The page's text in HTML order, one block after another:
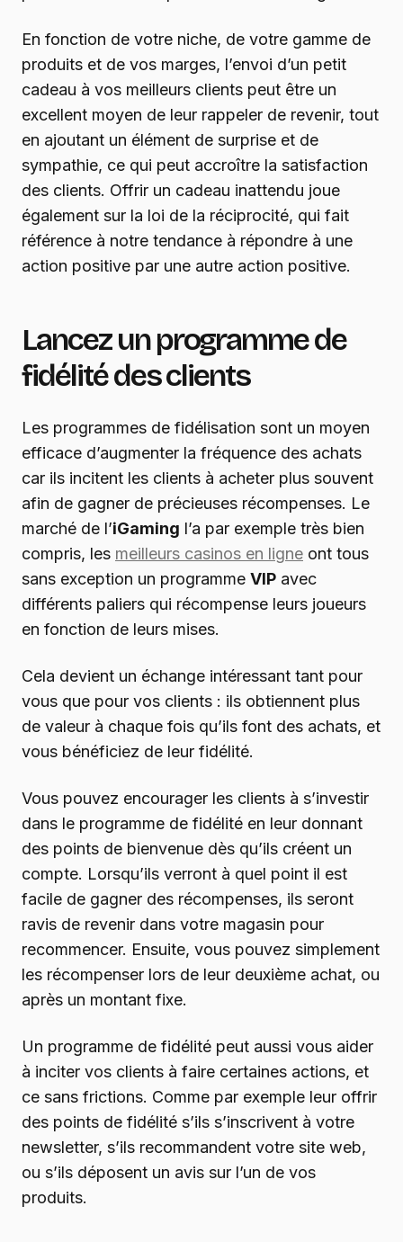
En fonction de votre niche, de votre gamme de
produits et de vos marges, l’envoi d’un petit
cadeau à vos meilleurs clients peut être un
excellent moyen de leur rappeler de revenir, tout
en ajoutant un élément de surprise et de
sympathie, ce qui peut accroître la satisfaction
des clients. Offrir un cadeau inattendu joue
également sur la loi de la réciprocité, qui fait
référence à notre tendance à répondre à une
action positive par une autre action positive.
Lancez un programme de
fidélité des clients
Les programmes de fidélisation sont un moyen
efficace d’augmenter la fréquence des achats
car ils incitent les clients à acheter plus souvent
afin de gagner de précieuses récompenses. Le
marché de l’iGaming l’a par exemple très bien
compris, les meilleurs casinos en ligne ont tous
sans exception un programme VIP avec
différents paliers qui récompense leurs joueurs
en fonction de leurs mises.
Cela devient un échange intéressant tant pour
vous que pour vos clients : ils obtiennent plus
de valeur à chaque fois qu’ils font des achats, et
vous bénéficiez de leur fidélité.
Vous pouvez encourager les clients à s’investir
dans le programme de fidélité en leur donnant
des points de bienvenue dès qu’ils créent un
compte. Lorsqu’ils verront à quel point il est
facile de gagner des récompenses, ils seront
ravis de revenir dans votre magasin pour
recommencer. Ensuite, vous pouvez simplement
les récompenser lors de leur deuxième achat, ou
après un montant fixe.
Un programme de fidélité peut aussi vous aider
à inciter vos clients à faire certaines actions, et
ce sans frictions. Comme par exemple leur offrir
des points de fidélité s’ils s’inscrivent à votre
newsletter, s’ils recommandent votre site web,
ou s’ils déposent un avis sur l’un de vos
produits.